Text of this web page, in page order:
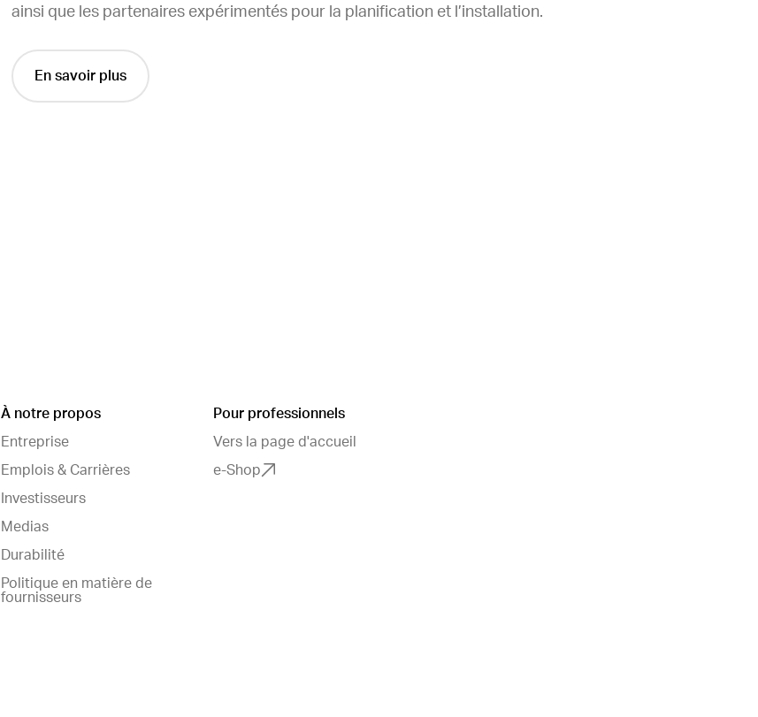
ainsi que les partenaires expérimentés pour la planification et l’installation.
En savoir plus
À notre propos
Entreprise
Emplois & Carrières
Investisseurs
Medias
Durabilité
Politique en matière de
fournisseurs
Pour professionnels
Vers la page d'accueil
e-Shop